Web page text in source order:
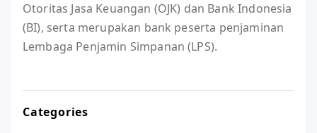
Otoritas Jasa Keuangan (OJK) dan Bank Indonesia
(BI), serta merupakan bank peserta penjaminan
Lembaga Penjamin Simpanan (LPS).⁣
Categories